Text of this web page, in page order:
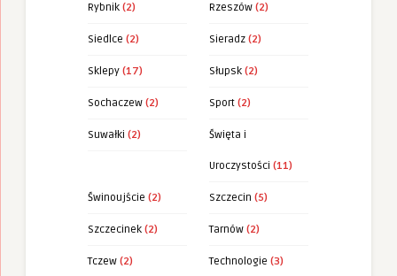
Rybnik (2) Rzeszów (2)
Siedlce (2) Sieradz (2)
Sklepy (17) Słupsk (2)
Sochaczew (2) Sport (2)
Suwałki (2) Święta i
Uroczystości (11)
Świnoujście (2) Szczecin (5)
Szczecinek (2) Tarnów (2)
Tczew (2) Technologie (3)